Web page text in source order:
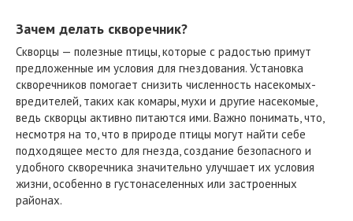
Зачем делать скворечник?
Скворцы — полезные птицы, которые с радостью примут
предложенные им условия для гнездования. Установка
скворечников помогает снизить численность насекомых-
вредителей, таких как комары, мухи и другие насекомые,
ведь скворцы активно питаются ими. Важно понимать, что,
несмотря на то, что в природе птицы могут найти себе
подходящее место для гнезда, создание безопасного и
удобного скворечника значительно улучшает их условия
жизни, особенно в густонаселенных или застроенных
районах.